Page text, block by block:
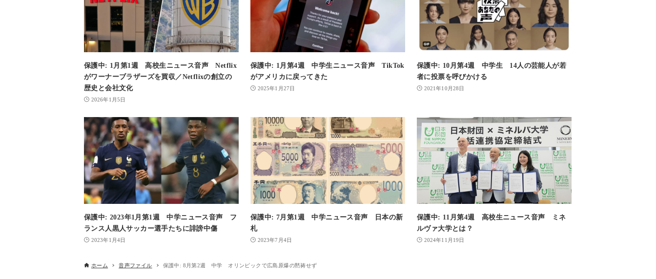
保護中: 1月第1週 高校生ニュース音声 Netflix
がワーナーブラザーズを買収／Netflixの創立の
歴史と会社文化
2026年1月5日
保護中: 1月第4週 中学生ニュース音声 TikTok
がアメリカに戻ってきた
2025年1月27日
保護中: 10月第4週 中学生 14人の芸能人が若
者に投票を呼びかける
2021年10月28日
保護中: 2023年1月第1週 中学ニュース音声 フ
ランス人黒人サッカー選手たちに誹謗中傷
2023年1月4日
保護中: 7月第1週 中学ニュース音声 日本の新
札
2023年7月4日
保護中: 11月第4週 高校生ニュース音声 ミネ
ルヴァ大学とは？
2024年11月19日
ホーム 音声ファイル 保護中: 8月第2週 中学 オリンピックで広島原爆の黙祷せず